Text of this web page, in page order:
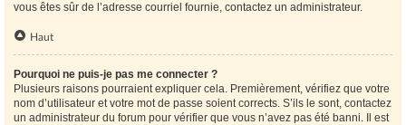
vous êtes sûr de l’adresse courriel fournie, contactez un administrateur.
Haut
Pourquoi ne puis-je pas me connecter ?
Plusieurs raisons pourraient expliquer cela. Premièrement, vérifiez que votre
nom d’utilisateur et votre mot de passe soient corrects. S’ils le sont, contactez
un administrateur du forum pour vérifier que vous n’avez pas été banni. Il est